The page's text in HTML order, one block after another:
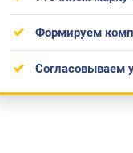
Формируем
Согласовываем